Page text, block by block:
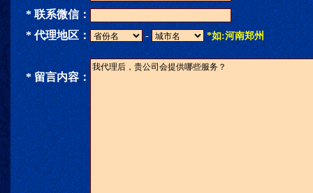
* 联系微信：
* 代理地区：
- *如:河南郑州
* 留言内容：